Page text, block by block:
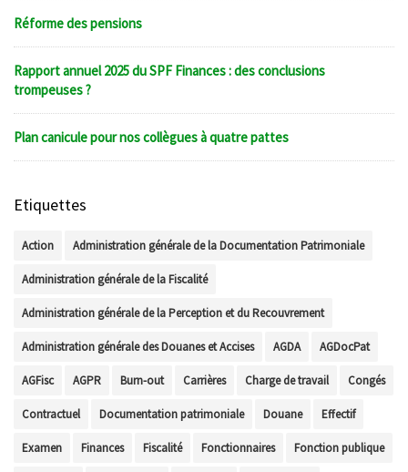
Réforme des pensions
Rapport annuel 2025 du SPF Finances : des conclusions
trompeuses ?
Plan canicule pour nos collègues à quatre pattes
Etiquettes
Action Administration générale de la Documentation Patrimoniale
Administration générale de la Fiscalité
Administration générale de la Perception et du Recouvrement
Administration générale des Douanes et Accises AGDA AGDocPat
AGFisc AGPR Burn-out Carrières Charge de travail Congés
Contractuel Documentation patrimoniale Douane Effectif
Examen Finances Fiscalité Fonctionnaires Fonction publique